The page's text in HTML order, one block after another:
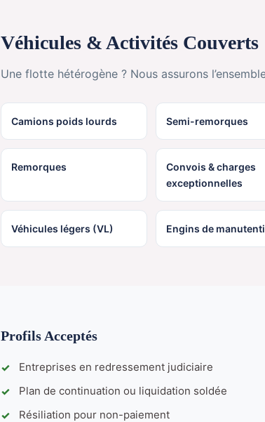
Véhicules & Activités Couverts
Une flotte hétérogène ? Nous assurons
Camions poids lourds Semi-remorques
Remorques
Convois & charges
exceptionnelles
Véhicules légers (VL) Engins de
Profils Acceptés
Entreprises en redressement judiciaire
Plan de continuation ou liquidation soldée
Résiliation pour non-paiement